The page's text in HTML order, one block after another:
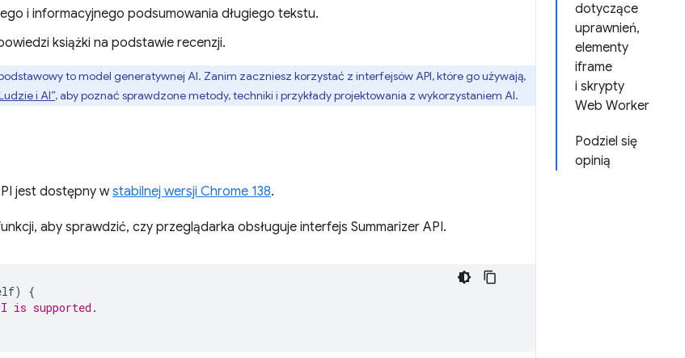
dotyczące
uprawnień,
elementy
iframe
i skrypty
Web Worker
Podziel się
opinią
i informacyjnego podsumowania długiego tekstu.
książki na podstawie recenzji.
to model generatywnej AI. Zanim zaczniesz korzystać z interfejsów API, które go używają,
i AI”, aby poznać sprawdzone metody, techniki i przykłady projektowania z wykorzystaniem AI.
jest dostępny wstabilnej wersji Chrome 138.
aby sprawdzić, czy przeglądarka obsługuje interfejs Summarizer API.
)
{
is supported.